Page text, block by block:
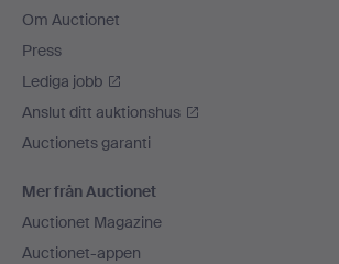
Om Auctionet
Press
Lediga jobb
Anslut ditt auktionshus
Auctionets garanti
Mer från Auctionet
Auctionet Magazine
Auctionet-appen